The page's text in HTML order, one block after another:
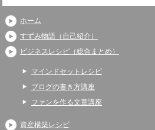
ホーム
すずみ物語（自己紹介）
ビジネスレシピ（総合まとめ）
マインドセットレシピ
ブログの書き方講座
ファンを作る文章講座
資産構築レシピ